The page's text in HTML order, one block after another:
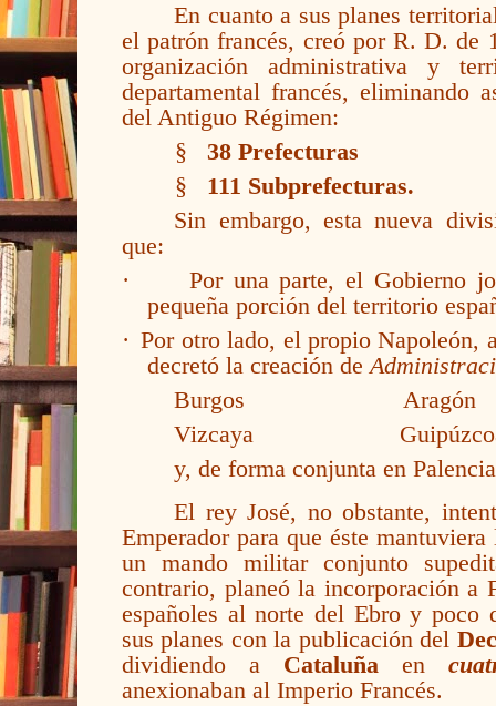
En cuanto a sus planes
el patrón francés, creó por R. D. de
organización administrativa y
departamental francés, eliminando
del Antiguo Régimen:
§
38 Prefecturas
§
111 Subprefecturas.
Sin embargo, esta nueva
que:
·
Por una parte, el Gobierno
pequeña porción del territorio
· Por otro lado, el propio Napoleón,
decretó la creación de
Burgos
Aragón
Vizcaya
y, de forma conjunta en
El rey José, no obstante,
Emperador para que éste
un mando militar conjunto
contrario, planeó la incorporación a
españoles al norte del Ebro y poco
sus planes con la publicación del
dividiendo a Cataluña en
anexionaban al Imperio Francés.